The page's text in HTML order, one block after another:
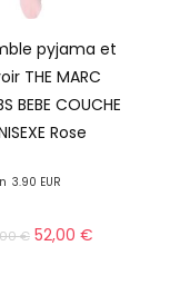
pyjama et
THE MARC
BEBE COUCHE
Rose
3.90 EUR
€ 52,00 €